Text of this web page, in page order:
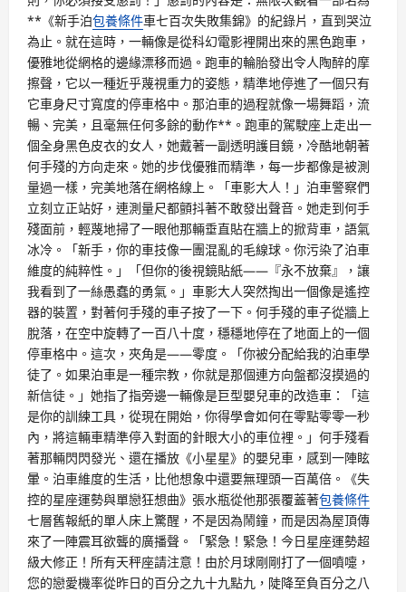
**《新手泊包養條件車七百次失敗集錦》的紀錄片，直到哭泣
為止。就在這時，一輛像是從科幻電影裡開出來的黑色跑車，
優雅地從網格的邊緣漂移而過。跑車的輪胎發出令人陶醉的摩
擦聲，它以一種近乎蔑視重力的姿態，精準地停進了一個只有
它車身尺寸寬度的停車格中。那泊車的過程就像一場舞蹈，流
暢、完美，且毫無任何多餘的動作**。跑車的駕駛座上走出一
個全身黑色皮衣的女人，她戴著一副透明護目鏡，冷酷地朝著
何手殘的方向走來。她的步伐優雅而精準，每一步都像是被測
量過一樣，完美地落在網格線上。「車影大人！」泊車警察們
立刻立正站好，連測量尺都顫抖著不敢發出聲音。她走到何手
殘面前，輕蔑地掃了一眼他那輛垂直貼在牆上的掀背車，語氣
冰冷。「新手，你的車技像一團混亂的毛線球。你污染了泊車
維度的純粹性。」「但你的後視鏡貼紙——『永不放棄』，讓
我看到了一絲愚蠢的勇氣。」車影大人突然掏出一個像是遙控
器的裝置，對著何手殘的車子按了一下。何手殘的車子從牆上
脫落，在空中旋轉了一百八十度，穩穩地停在了地面上的一個
停車格中。這次，夾角是——零度。「你被分配給我的泊車學
徒了。如果泊車是一種宗教，你就是那個連方向盤都沒摸過的
新信徒。」她指了指旁邊一輛像是巨型嬰兒車的改造車：「這
是你的訓練工具，從現在開始，你得學會如何在零點零零一秒
內，將這輛車精準停入對面的針眼大小的車位裡。」何手殘看
著那輛閃閃發光、還在播放《小星星》的嬰兒車，感到一陣眩
暈。泊車維度的生活，比他想象中還要無理頭一百萬倍。《失
控的星座運勢與單戀狂想曲》張水瓶從他那張覆蓋著包養條件
七層舊報紙的單人床上驚醒，不是因為鬧鐘，而是因為屋頂傳
來了一陣震耳欲聾的廣播聲。「緊急！緊急！今日星座運勢超
級大修正！所有天秤座請注意！由於月球剛剛打了一個噴嚏，
您的戀愛機率從昨日的百分之九十九點九，陡降至負百分之八